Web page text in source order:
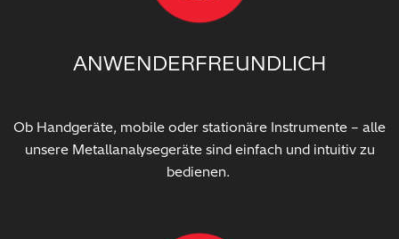
ANWENDERFREUNDLICH
Ob Handgeräte, mobile oder stationäre Instrumente – alle
unsere Metallanalysegeräte sind einfach und intuitiv zu
bedienen.